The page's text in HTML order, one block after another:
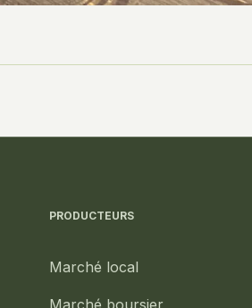
PRODUCTEURS
Marché local
Marché boursier